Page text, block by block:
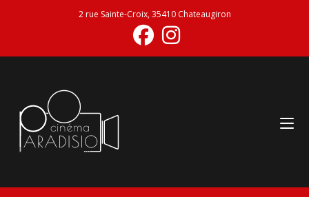
2 rue Sainte-Croix, 35410 Chateaugiron